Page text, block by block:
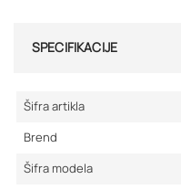
SPECIFIKACIJE
Šifra artikla
Brend
Šifra modela